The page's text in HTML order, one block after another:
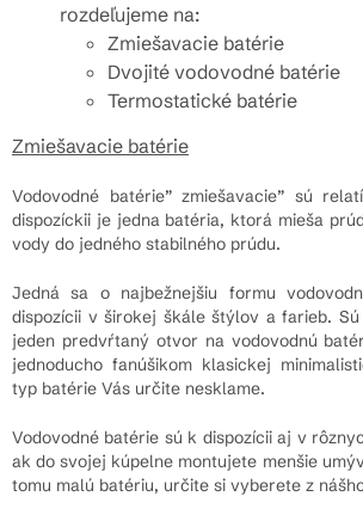
rozdeľujeme na:
Zmiešavacie batérie
Dvojité vodovodné batérie
Termostatické batérie
Zmiešavacie batérie
Vodovodné batérie” zmiešavacie” sú
dispozíckii je jedna batéria, ktorá mieša
vody do jedného stabilného prúdu.
Jedná sa o najbežnejšiu formu
dispozícii v širokej škále štýlov a farieb.
jeden predvŕtaný otvor na vodovodnú
jednoducho fanúšikom klasickej
typ batérie Vás určite nesklame.
Vodovodné batérie sú k dispozícii aj v
ak do svojej kúpelne montujete menšie
tomu malú batériu, určite si vyberete z